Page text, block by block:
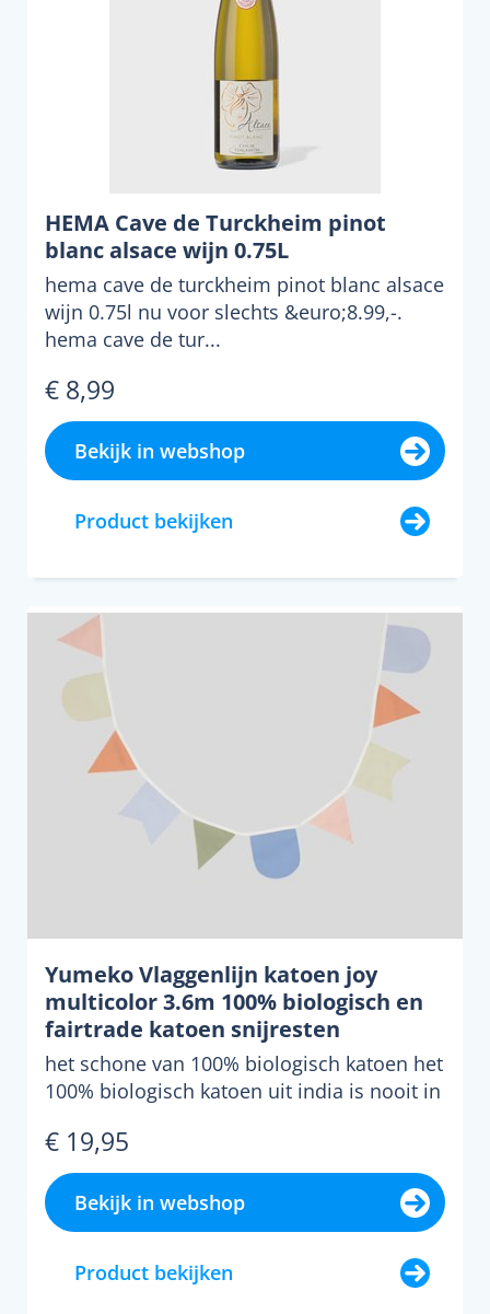
HEMA Cave de Turckheim pinot
blanc alsace wijn 0.75L
hema cave de turckheim pinot blanc alsace
wijn 0.75l nu voor slechts &euro;8.99,-.
hema cave de tur...
€ 8,99
Bekijk in webshop
Product bekijken
Yumeko Vlaggenlijn katoen joy
multicolor 3.6m 100% biologisch en
fairtrade katoen snijresten
het schone van 100% biologisch katoen het
100% biologisch katoen uit india is nooit in
€ 19,95
Bekijk in webshop
Product bekijken